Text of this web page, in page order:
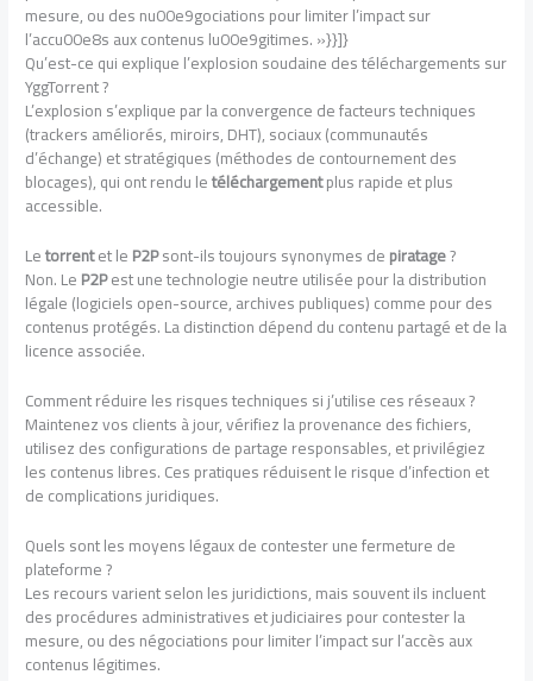
mesure, ou des nu00e9gociations pour limiter l’impact sur
l’accu00e8s aux contenus lu00e9gitimes. »}}]}
Qu’est-ce qui explique l’explosion soudaine des téléchargements sur
YggTorrent ?
L’explosion s’explique par la convergence de facteurs techniques
(trackers améliorés, miroirs, DHT), sociaux (communautés
d’échange) et stratégiques (méthodes de contournement des
blocages), qui ont rendu letéléchargementplus rapide et plus
accessible.
Letorrentet leP2Psont-ils toujours synonymes depiratage?
Non. LeP2Pest une technologie neutre utilisée pour la distribution
légale (logiciels open-source, archives publiques) comme pour des
contenus protégés. La distinction dépend du contenu partagé et de la
licence associée.
Comment réduire les risques techniques si j’utilise ces réseaux ?
Maintenez vos clients à jour, vérifiez la provenance des fichiers,
utilisez des configurations de partage responsables, et privilégiez
les contenus libres. Ces pratiques réduisent le risque d’infection et
de complications juridiques.
Quels sont les moyens légaux de contester une fermeture de
plateforme ?
Les recours varient selon les juridictions, mais souvent ils incluent
des procédures administratives et judiciaires pour contester la
mesure, ou des négociations pour limiter l’impact sur l’accès aux
contenus légitimes.